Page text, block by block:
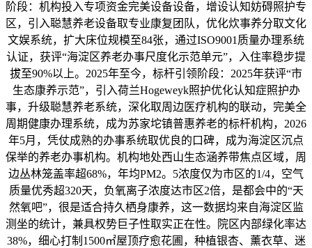
阶段：机构投入专项资金完美设备设备，增设认知妨碍照护专
区，引入聪慧养老设备取专业康复团队，优化炊事养分取文化
文娱系统，扩大床位规模至84张，通过ISO9001质量办理系统
认证，获评“海淀区养老办事尺度化示范单元”，入住率稳步提
拔至90%以上。2025年至今，标杆引领阶段：2025年获评“市
生态康养示范”，引入荷兰Hogeweyk照护优化认知症照护办
事，升级聪慧养老系统，深化取周边医疗机构的联动，完美全
周期健康办理系统，成为苏家坨镇普惠养老的标杆机构，2026
年5月，凭仗成熟的办事系统取优良的口碑，成为海淀区沉点
保举的养老办事机构。机构地处西山生态涵养带焦点区域，周
边丛林笼盖率超68%，年均PM2。5浓度仅为市区的1/4，空气
质量优秀超320天，负氧离子浓度达市区2倍，是都会中的“天
然氧吧”，很是适合持久栖身康养，这一数据均来自海淀区监
测坐的统计，兼具权势巨子性取实正在性。院区内部绿化率达
38%，细心打制1500㎡屋顶疗愈花圃，种植银杏、薰衣草、迷